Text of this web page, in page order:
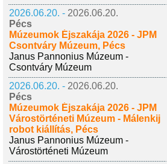
2026.06.20. - 2026.06.20.
Pécs
Múzeumok Éjszakája 2026 - JPM
Csontváry Múzeum, Pécs
Janus Pannonius Múzeum -
Csontváry Múzeum
2026.06.20. - 2026.06.20.
Pécs
Múzeumok Éjszakája 2026 - JPM
Várostörténeti Múzeum - Málenkij
robot kiállítás, Pécs
Janus Pannonius Múzeum -
Várostörténeti Múzeum